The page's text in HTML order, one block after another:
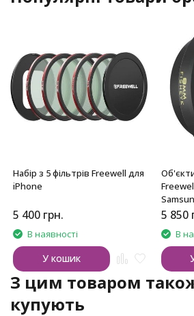
Набір з 5 фільтрів Freewell для
iPhone
5 400 грн.
В наявності
У кошик
5 850
В
З цим товаром
купують